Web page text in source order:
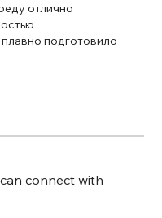
отлично
подготовило
connect with